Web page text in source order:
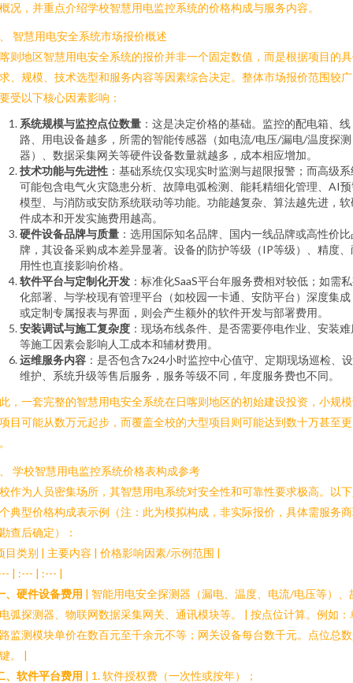
况，并重点介绍学校智慧用电监控系统的价格构成与服务内容。
智慧用电安全系统市场报价概述
则地区智慧用电安全系统的报价并非一个固定数值，而是根据项目的
、规模、技术选型和服务内容等因素综合决定。整体市场报价范围较
受以下核心因素影响：
系统规模与监控点位数量 ：这是决定价格的基础。监控的配电箱、线
路、用电设备越多，所需的智能传感器（如电流/电压/漏电/温度探测
器）、数据采集网关等硬件设备数量就越多，成本相应增加。
技术功能与先进性 ：基础系统仅实现实时监测与超限报警；而高级
可能包含电气火灾隐患分析、故障电弧检测、能耗精细化管理、AI
模型、与消防或安防系统联动等功能。功能越复杂、算法越先进，软
件成本和开发实施费用越高。
硬件设备品牌与质量 ：选用国际知名品牌、国内一线品牌或高性价
牌，其设备采购成本差异显著。设备的防护等级（IP等级）、精度、
用性也直接影响价格。
软件平台与定制化开发 ：标准化SaaS平台年服务费相对较低；如需
化部署、与学校现有管理平台（如校园一卡通、安防平台）深度集成
或定制专属报表与界面，则会产生额外的软件开发与部署费用。
安装调试与施工复杂度 ：现场布线条件、是否需要停电作业、安装
等施工因素会影响人工成本和辅材费用。
运维服务内容 ：是否包含7x24小时监控中心值守、定期现场巡检、
维护、系统升级等售后服务，服务等级不同，年度服务费也不同。
，一套完整的智慧用电安全系统在日喀则地区的初始建设投资，小规
目可能从数万元起步，而覆盖全校的大型项目则可能达到数十万甚至更
学校智慧用电监控系统价格表构成参考
作为人员密集场所，其智慧用电系统对安全性和可靠性要求极高。以
典型价格构成表示例（注：此为模拟构成，非实际报价，具体需服务
查后确定）：
目类别 | 主要内容 | 价格影响因素/示例范围 |
| :--- | :--- |
、硬件设备费用 | 智能用电安全探测器（漏电、温度、电流/电压等）、
弧探测器、物联网数据采集网关、通讯模块等。 | 按点位计算。例如：
监测模块单价在数百元至千余元不等；网关设备每台数千元。点位总
。 |
、软件平台费用 | 1. 软件授权费（一次性或按年）；